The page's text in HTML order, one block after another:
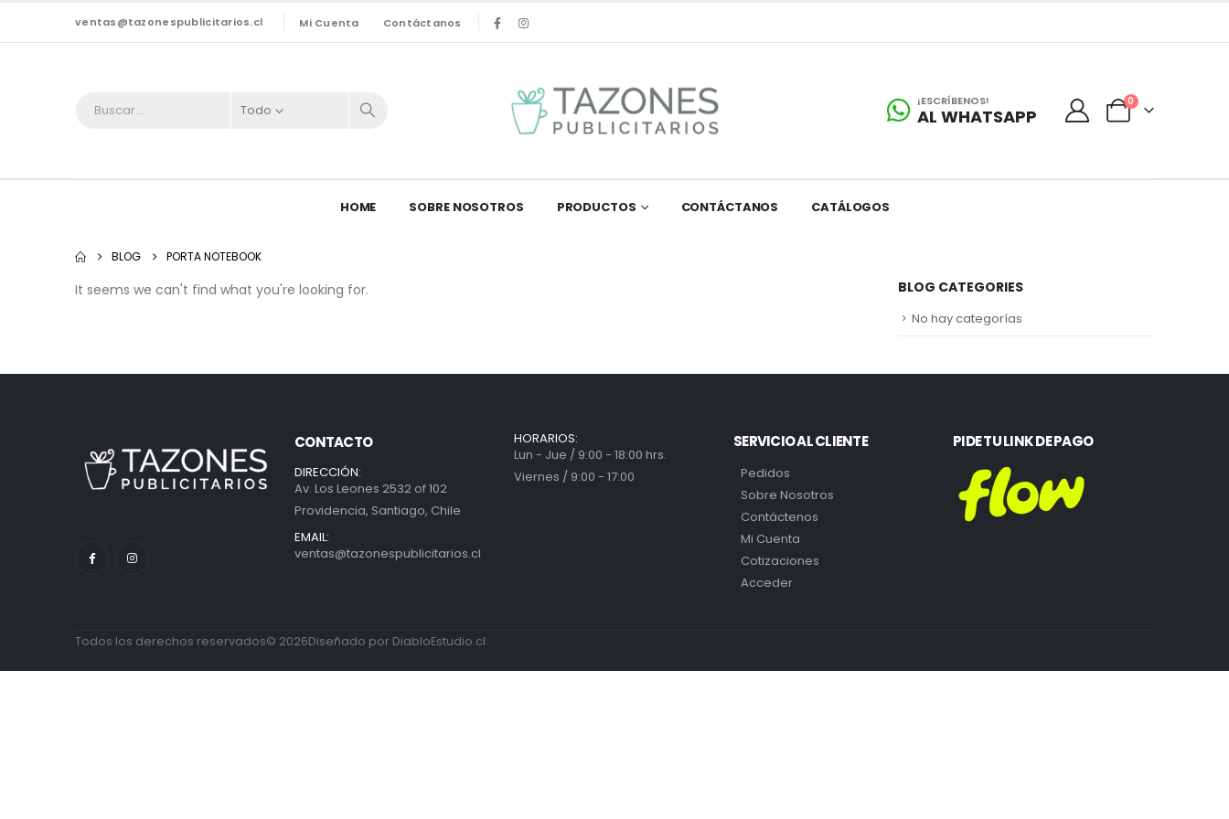
ventas@tazonespublicitarios.cl Mi Cuenta Contáctanos
Todo
¡ESCRÍBENOS!
AL WHATSAPP
0
HOME SOBRE NOSOTROS PRODUCTOS CONTÁCTANOS CATÁLOGOS
BLOG PORTA NOTEBOOK
It seems we can't find what you're looking for. BLOG CATEGORIES
No hay categorías
CONTACTO
DIRECCIÓN:
Av. Los Leones 2532 of 102
Providencia, Santiago, Chile
EMAIL:
ventas@tazonespublicitarios.cl
HORARIOS:
Lun - Jue / 9:00 - 18:00 hrs.
Viernes / 9:00 - 17:00
SERVICIO AL CLIENTE
Pedidos
Sobre Nosotros
Contáctenos
Mi Cuenta
Cotizaciones
Acceder
PIDE TU LINK DE PAGO
Todos los derechos reservados© 2026Diseñado por DiabloEstudio.cl